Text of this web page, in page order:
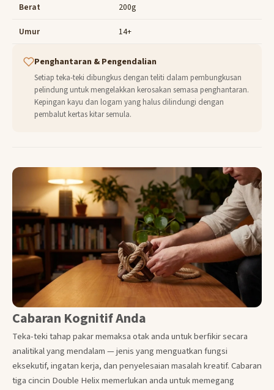
Berat 200g
Umur 14+
Penghantaran & Pengendalian
Setiap teka-teki dibungkus dengan teliti dalam pembungkusan
pelindung untuk mengelakkan kerosakan semasa penghantaran.
Kepingan kayu dan logam yang halus dilindungi dengan
pembalut kertas kitar semula.
Cabaran Kognitif Anda
Teka-teki tahap pakar memaksa otak anda untuk berfikir secara
analitikal yang mendalam — jenis yang menguatkan fungsi
eksekutif, ingatan kerja, dan penyelesaian masalah kreatif. Cabaran
tiga cincin Double Helix memerlukan anda untuk memegang